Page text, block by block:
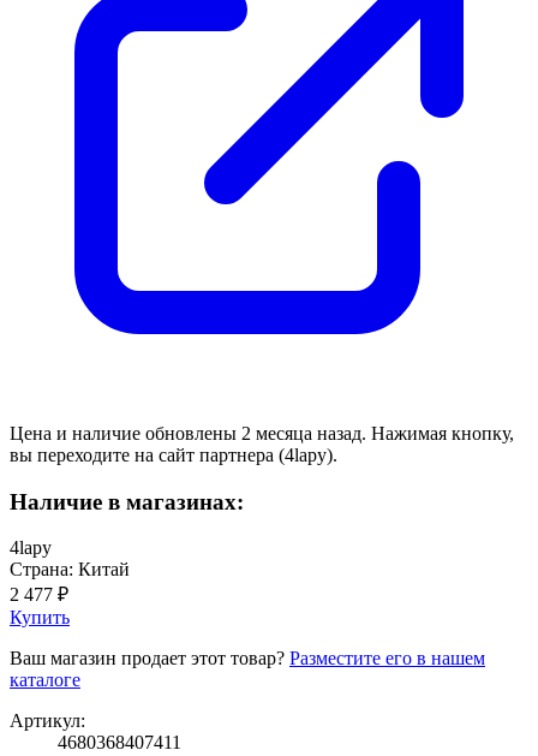
Цена и наличие обновлены 2 месяца назад. Нажимая кнопку,
вы переходите на сайт партнера (4lapy).
Наличие в магазинах:
4lapy
Страна: Китай
2 477 ₽
Купить
Ваш магазин продает этот товар? Разместите его в нашем
каталоге
Артикул:
4680368407411